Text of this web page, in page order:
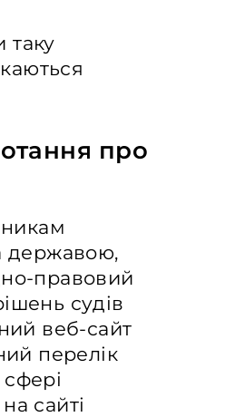
таку
про
державою,
правовий
судів
веб-сайт
перелік
сайті